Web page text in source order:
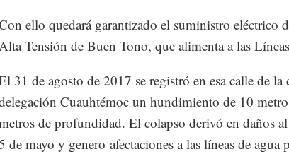
ello quedará garantizado el suministro eléctrico
Tensión de Buen Tono, que alimenta a las
31 de agosto de 2017 se registró en esa calle de
Cuauhtémoc un hundimiento de 10
de profundidad. El colapso derivó en daños
de mayo y genero afectaciones a las líneas de agua